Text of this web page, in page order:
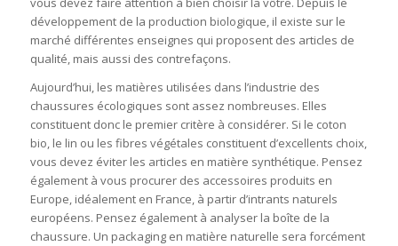
développement de la production biologique, il existe sur le
marché différentes enseignes qui proposent des articles de
qualité, mais aussi des contrefaçons.
Aujourd’hui, les matières utilisées dans l’industrie des
chaussures écologiques sont assez nombreuses. Elles
constituent donc le premier critère à considérer. Si le coton
bio, le lin ou les fibres végétales constituent d’excellents choix,
vous devez éviter les articles en matière synthétique. Pensez
également à vous procurer des accessoires produits en
Europe, idéalement en France, à partir d’intrants naturels
européens. Pensez également à analyser la boîte de la
chaussure. Un packaging en matière naturelle sera forcément